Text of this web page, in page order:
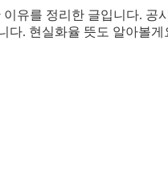
유를 정리한 글입니다.
다. 현실화율 뜻도 알아볼게